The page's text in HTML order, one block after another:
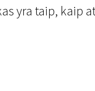
yra taip, kaip